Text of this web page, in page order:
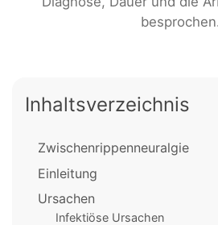
Inhaltsverzeichnis
Zwischenrippenneuralgie
Einleitung
Ursachen
Infektiöse Ursachen